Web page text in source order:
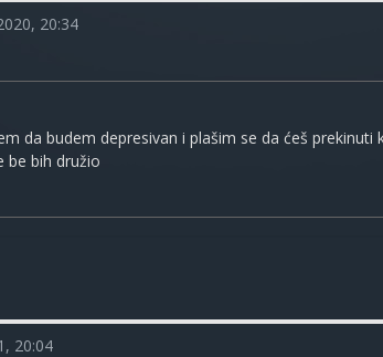
20:34
da budem depresivan i plašim se da ćeš
be bih družio
20:04